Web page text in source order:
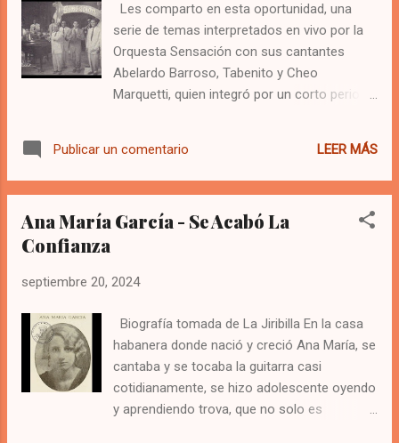
siendo también la pantalla perfecta para
promocionar la industria discográfica. Con
todo, existieron casos en los que no hubo
necesidad de grabar una canción para que
esta se popularizara y se arraigara en el
canciones que hacen parte del acervo
conocen los datos de sus auto...
Les comparto en esta oportunidad, una
serie de temas interpretados en vivo por la
Orquesta Sensación con sus cantantes
Abelardo Barroso, Tabenito y Cheo
Marquetti, quien integró por un corto periodo
grabaciones se efectuaron en Radio Mambí
durante ese periodo, podrán ustedes
las diferentes agrupaciones en La Habana.
[instrumental] 3.- Cielito lindo [Tabenito] 4.-
[Cheo Marquetti] 6.- Francisco Guayabal
[Cheo Marquetti] 7.- Información [Locutor]
8.- Cierre de show [Locutor]
Publicar un comentario LEER MÁS
Ana María García - Se Acabó La
Confianza
septiembre 20, 2024
Biografía tomada de La Jiribilla En la casa
habanera donde nació y creció Ana María, se
cantaba y se tocaba la guitarra casi
cotidianamente, se hizo adolescente oyendo
y aprendiendo trova, que no solo es